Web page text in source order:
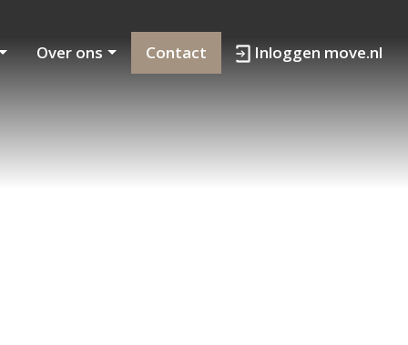
Over ons Contact Inloggen move.nl